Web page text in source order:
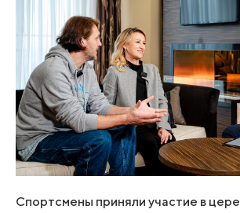
Спортсмены приняли участие в